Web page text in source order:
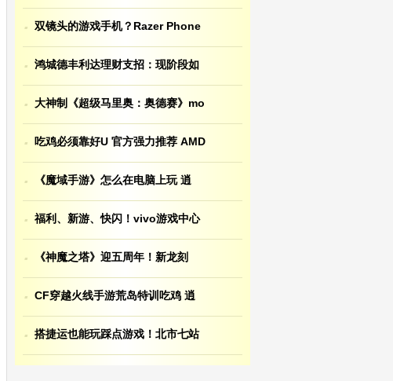
· 双镜头的游戏手机？Razer Phone
· 鸿城德丰利达理财支招：现阶段如
· 大神制《超级马里奥：奥德赛》mo
· 吃鸡必须靠好U 官方强力推荐 AMD
· 《魔域手游》怎么在电脑上玩 逍
· 福利、新游、快闪！vivo游戏中心
· 《神魔之塔》迎五周年！新龙刻
· CF穿越火线手游荒岛特训吃鸡 逍
· 搭捷运也能玩踩点游戏！北市七站